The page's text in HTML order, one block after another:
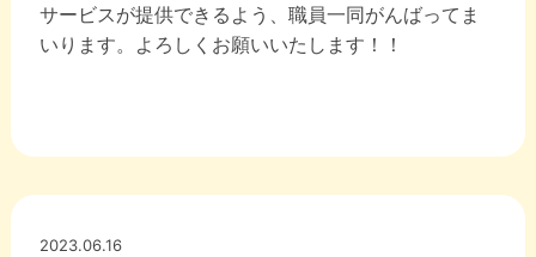
サービスが提供できるよう、職員一同がんばってま
いります。よろしくお願いいたします！！
2023.06.16